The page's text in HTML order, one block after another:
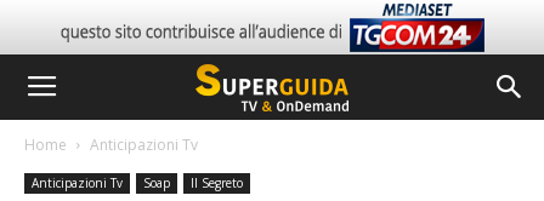
Home Anticipazioni Tv
Anticipazioni Tv Soap Il Segreto